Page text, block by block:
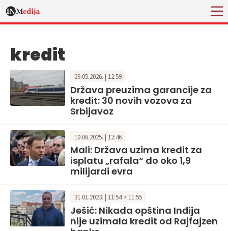
kredit
29.05.2026. | 12:59
Država preuzima garancije za
kredit: 30 novih vozova za
Srbijavoz
10.06.2025. | 12:46
Mali: Država uzima kredit za
isplatu „rafala“ do oko 1,9
milijardi evra
31.01.2023. | 11:54 > 11:55
Ješić: Nikada opština Inđija
nije uzimala kredit od Rajfajzen